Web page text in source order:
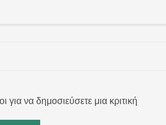
για να δημοσιεύσετε μια κριτική